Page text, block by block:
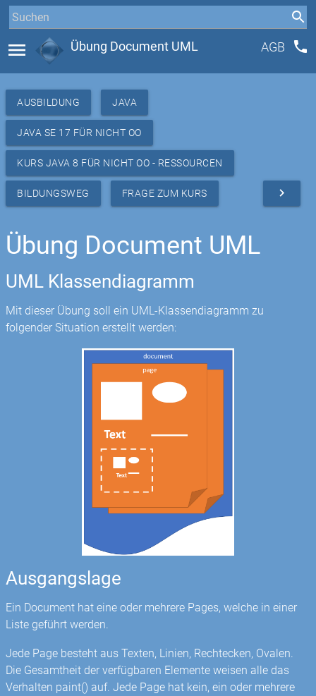
menu Übung Document UML AGB phone
AUSBILDUNG JAVA
JAVA SE 17 FÜR NICHT OO
KURS JAVA 8 FÜR NICHT OO - RESSOURCEN
BILDUNGSWEG FRAGE ZUM KURS navigate_next
Übung Document UML
UML Klassendiagramm
Mit dieser Übung soll ein UML-Klassendiagramm zu
folgender Situation erstellt werden:
Ausgangslage
Ein Document hat eine oder mehrere Pages, welche in einer
Liste geführt werden.
Jede Page besteht aus Texten, Linien, Rechtecken, Ovalen.
Die Gesamtheit der verfügbaren Elemente weisen alle das
Verhalten paint() auf. Jede Page hat kein, ein oder mehrere